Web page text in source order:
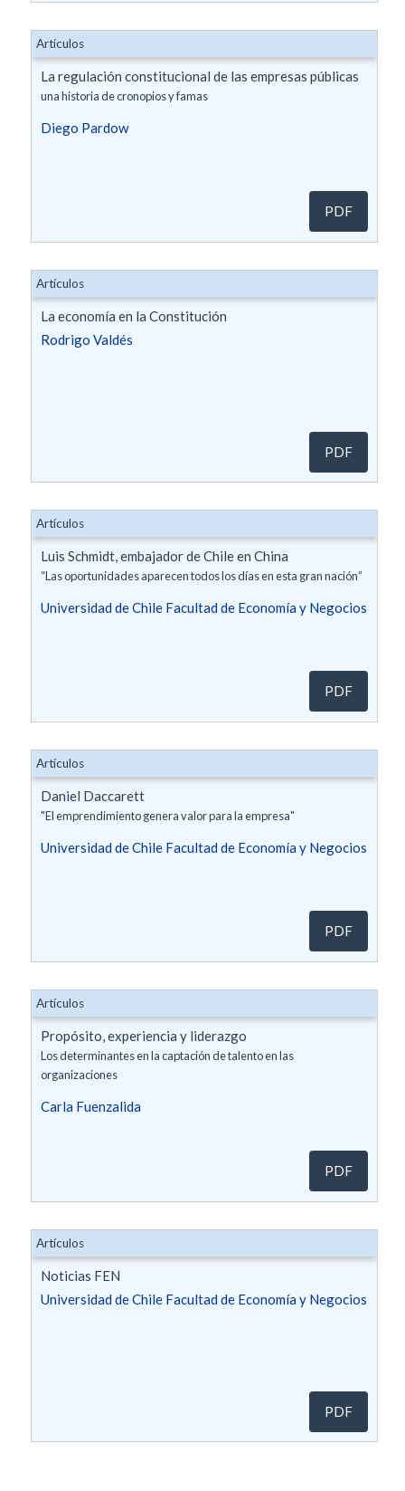
La regulación constitucional de las empresas públicas
una historia de cronopios y famas
Diego Pardow
Artículos
PDF
La economía en la Constitución
Rodrigo Valdés
Artículos
PDF
Luis Schmidt, embajador de Chile en China
“Las oportunidades aparecen todos los días en esta gran nación”
Universidad de Chile Facultad de Economía y Negocios
Artículos
PDF
Daniel Daccarett
"El emprendimiento genera valor para la empresa"
Universidad de Chile Facultad de Economía y Negocios
Artículos
PDF
Propósito, experiencia y liderazgo
Los determinantes en la captación de talento en las
organizaciones
Carla Fuenzalida
Artículos
PDF
Noticias FEN
Universidad de Chile Facultad de Economía y Negocios
Artículos
PDF